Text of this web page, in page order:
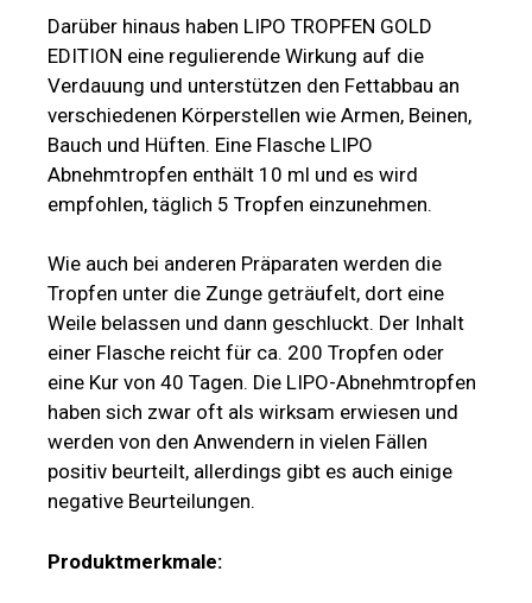
Darüber hinaus haben LIPO TROPFEN GOLD
EDITION eine regulierende Wirkung auf die
Verdauung und unterstützen den Fettabbau an
verschiedenen Körperstellen wie Armen, Beinen,
Bauch und Hüften. Eine Flasche LIPO
Abnehmtropfen enthält 10 ml und es wird
empfohlen, täglich 5 Tropfen einzunehmen.
Wie auch bei anderen Präparaten werden die
Tropfen unter die Zunge geträufelt, dort eine
Weile belassen und dann geschluckt. Der Inhalt
einer Flasche reicht für ca. 200 Tropfen oder
eine Kur von 40 Tagen. Die LIPO-Abnehmtropfen
haben sich zwar oft als wirksam erwiesen und
werden von den Anwendern in vielen Fällen
positiv beurteilt, allerdings gibt es auch einige
negative Beurteilungen.
Produktmerkmale: